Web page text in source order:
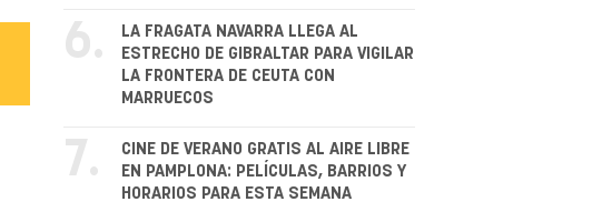
6.
LA FRAGATA NAVARRA LLEGA AL
ESTRECHO DE GIBRALTAR PARA VIGILAR
LA FRONTERA DE CEUTA CON
MARRUECOS
7.
CINE DE VERANO GRATIS AL AIRE LIBRE
EN PAMPLONA: PELÍCULAS, BARRIOS Y
HORARIOS PARA ESTA SEMANA